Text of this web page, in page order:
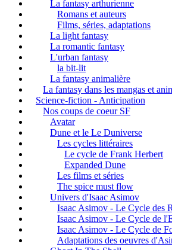
La fantasy arthurienne
Romans et auteurs
Films, séries, adaptations
La light fantasy
La romantic fantasy
L'urban fantasy
la bit-lit
La fantasy animalière
La fantasy dans les mangas et
Science-fiction - Anticipation
Nos coups de coeur SF
Avatar
Dune et le Le Duniverse
Les cycles littéraires
Le cycle de Frank Herbert
Expanded Dune
Les films et séries
The spice must flow
Univers d'Isaac Asimov
Isaac Asimov - Le Cycle des
Isaac Asimov - Le Cycle de
Isaac Asimov - Le Cycle de
Adaptations des oeuvres